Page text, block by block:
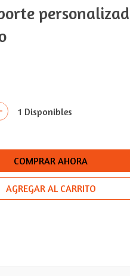
1 Disponibles
COMPRAR AHORA
AGREGAR AL CARRITO